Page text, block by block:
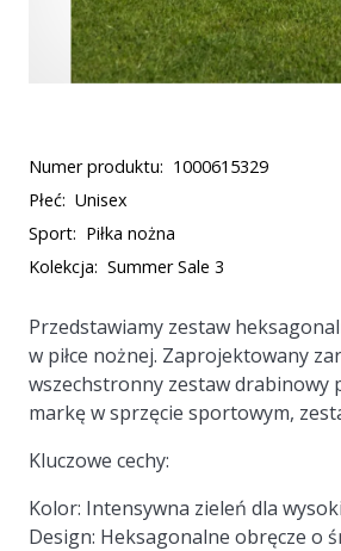
Numer produktu: 1000615329
Płeć: Unisex
Sport: Piłka nożna
Kolekcja: Summer Sale 3
Przedstawiamy zestaw
w piłce nożnej. Zaprojektowany
wszechstronny zestaw drabinowy
markę w sprzęcie sportowym,
Kluczowe cechy:
Kolor: Intensywna zieleń dla
Design: Heksagonalne obręcze o